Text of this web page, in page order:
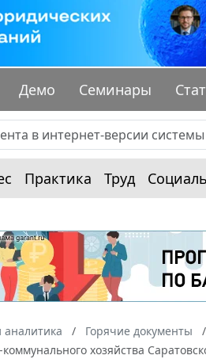
Демо Семинары
Практика Труд
аналитика Горячие документы
хозяйства